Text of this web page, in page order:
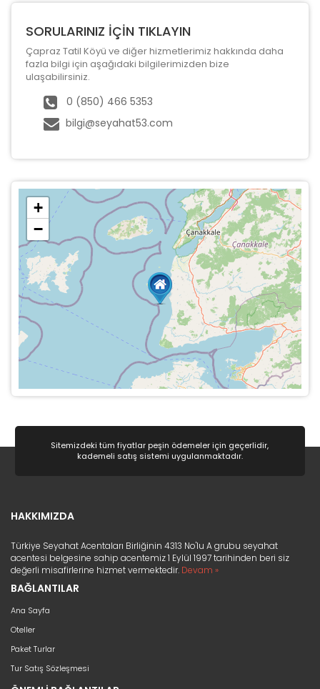
SORULARINIZ İÇİN TIKLAYIN
Çapraz Tatil Köyü ve diğer hizmetlerimiz hakkında daha
fazla bilgi için aşağıdaki bilgilerimizden bize
ulaşabilirsiniz.
0 (850) 466 5353
bilgi@seyahat53.com
+
−
Sitemizdeki tüm fiyatlar peşin ödemeler için geçerlidir,
kademeli satış sistemi uygulanmaktadır.
HAKKIMIZDA
Türkiye Seyahat Acentaları Birliğinin 4313 No'lu A grubu seyahat
acentesi belgesine sahip acentemiz 1 Eylül 1997 tarihinden beri siz
değerli misafirlerine hizmet vermektedir. Devam »
BAĞLANTILAR
Ana Sayfa
Oteller
Paket Turlar
Tur Satış Sözleşmesi